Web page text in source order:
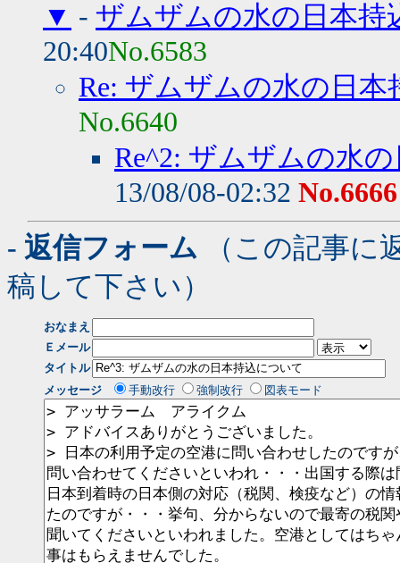
▼ - ザムザムの水の日本持
20:40No.6583
Re: ザムザムの水の日本
No.6640
Re^2: ザムザムの水
13/08/08-02:32 No.6666
- 返信フォーム （この記事に
稿して下さい）
おなまえ
Ｅメール
タイトル
メッセージ
手動改行 強制改行 図表モード